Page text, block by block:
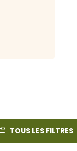
TOUS LES FILTRES